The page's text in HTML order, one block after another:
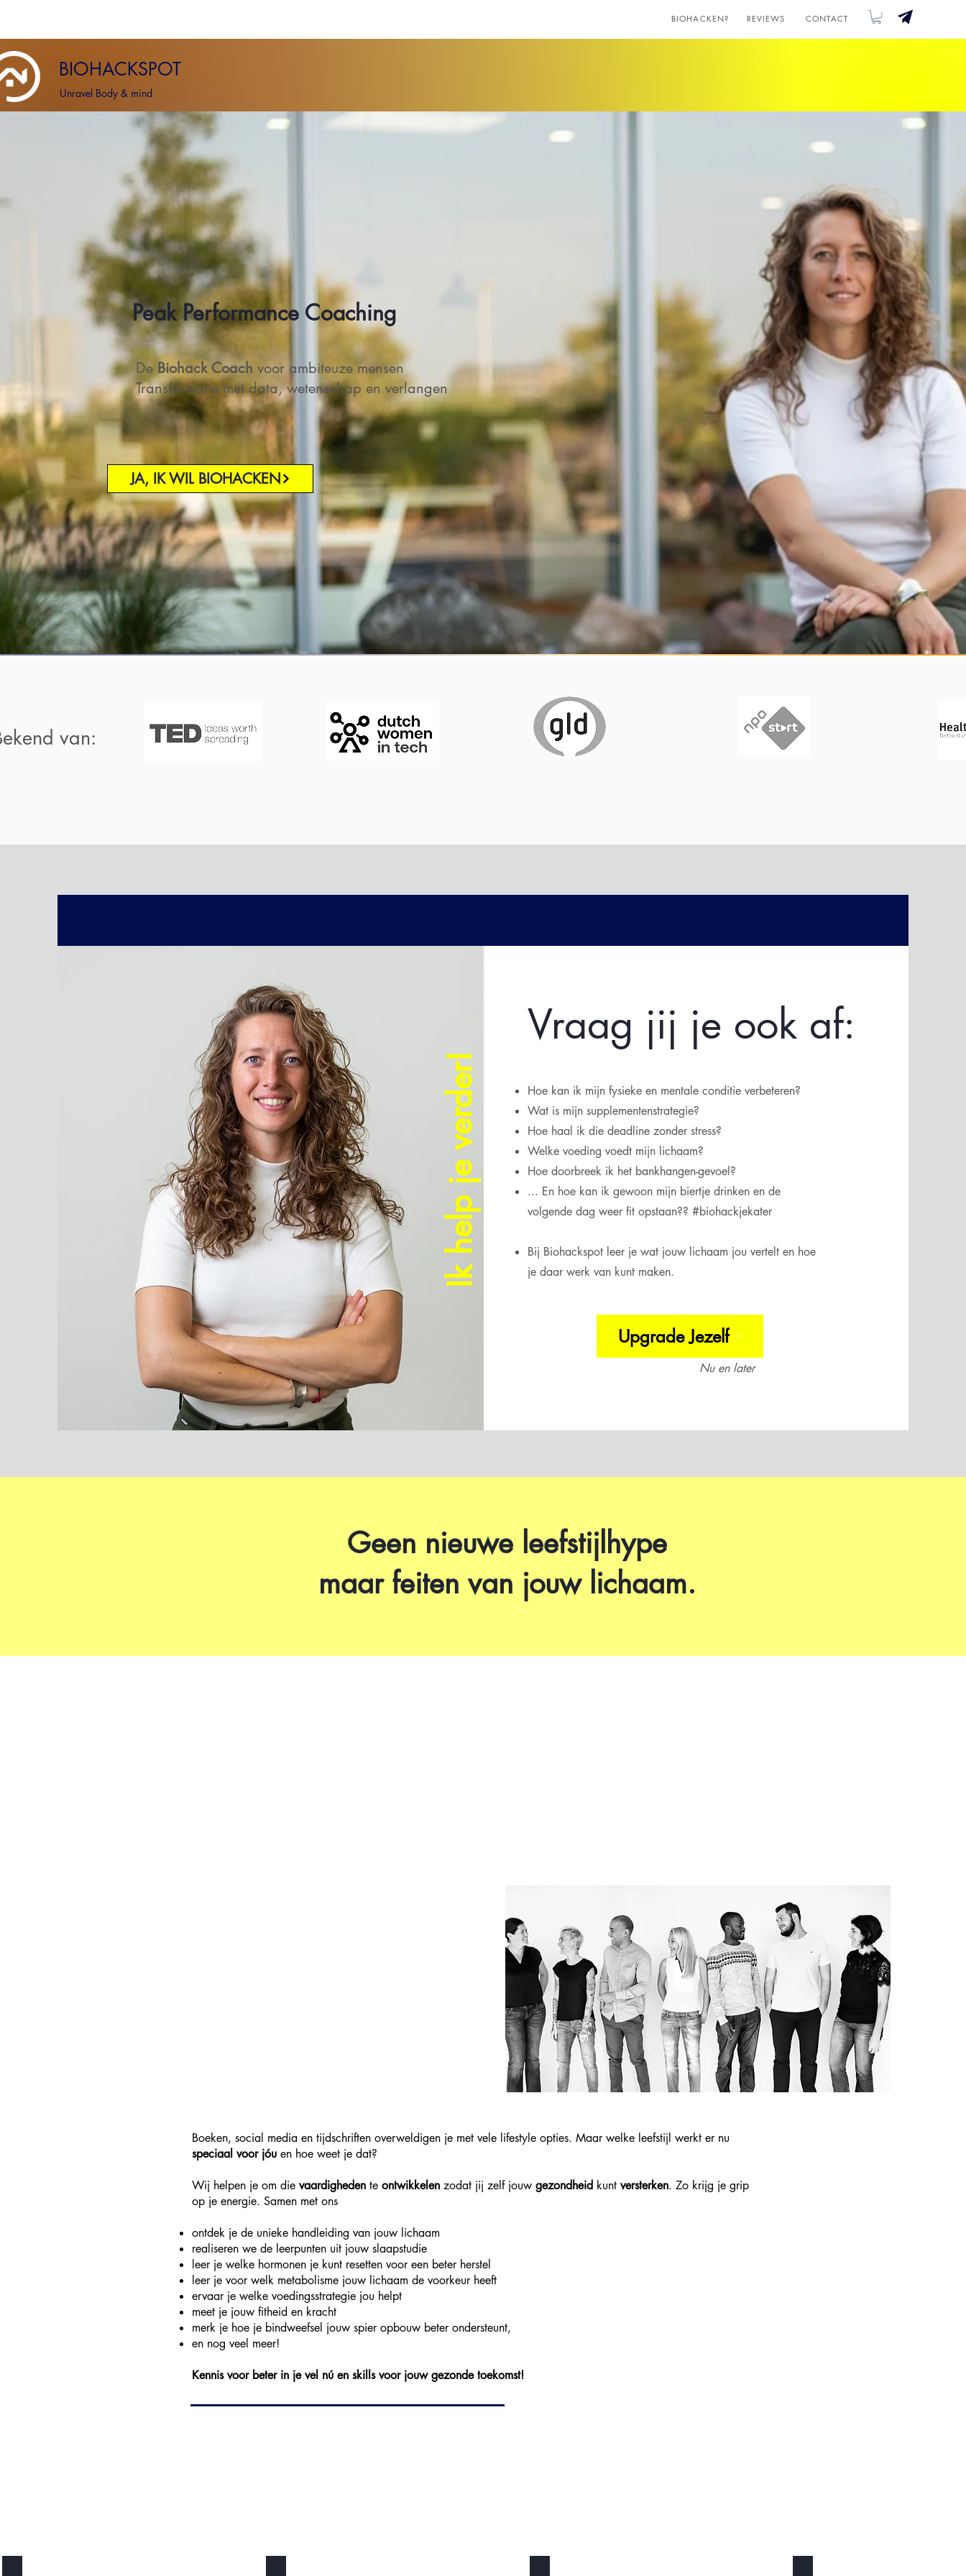
BIOHACKEN? REVIEWS CONTACT
BIOHACKSPOT
Unravel Body & mind
Peak Performance Coaching
De Biohack Coach voor ambiteuze mensen
Transformatie met data, wetenschap en verlangen
JA, IK WIL BIOHACKEN
van:
Ik help je verder!
Vraag jij je ook af:
Hoe kan ik mijn fysieke en mentale conditie verbeteren?
Wat is mijn supplementenstrategie?
Hoe haal ik die deadline zonder stress?
Welke voeding voedt mijn lichaam?
Hoe doorbreek ik het bankhangen-gevoel?
... En hoe kan ik gewoon mijn biertje drinken en de
volgende dag weer fit opstaan?? #biohackjekater
Bij Biohackspot leer je wat jouw lichaam jou vertelt en hoe
je daar werk van kunt maken.
Upgrade Jezelf
Nu en later
Geen nieuwe leefstijlhype
maar feiten van jouw lichaam.
Boeken, social media en tijdschriften overweldigen je met vele lifestyle opties. Maar welke leefstijl werkt er nu
speciaal voor jóu en hoe weet je dat?
Wij helpen je om die vaardigheden te ontwikkelen zodat jij zelf jouw gezondheid kunt versterken. Zo krijg je grip
op je energie. Samen met ons
ontdek je de unieke handleiding van jouw lichaam
realiseren we de leerpunten uit jouw slaapstudie
leer je welke hormonen je kunt resetten voor een beter herstel
leer je voor welk metabolisme jouw lichaam de voorkeur heeft
ervaar je welke voedingsstrategie jou helpt
meet je jouw fitheid en kracht
merk je hoe je bindweefsel jouw spier opbouw beter ondersteunt,
en nog veel meer!
Kennis voor beter in je vel nú en skills voor jouw gezonde toekomst!